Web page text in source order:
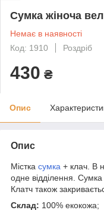
Сумка жіноча
Немає в наявності
Код: 1910
Роздріб
430 ₴
Опис
Опис
Містка сумка + клач. В
одне відділення. Сумка
Клатч також
Склад: 100% екокожа;